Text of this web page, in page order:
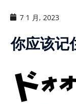
7 1 月, 2023
你应该记